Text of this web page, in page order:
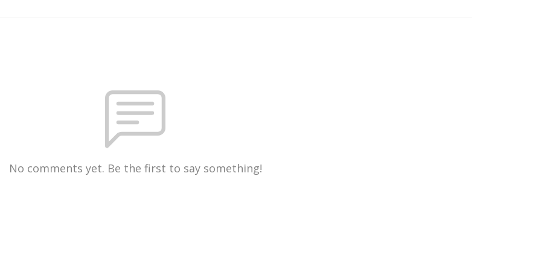
No comments yet. Be the first to say something!